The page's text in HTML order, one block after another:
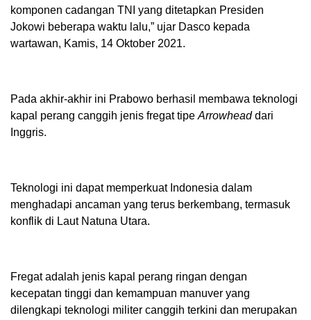
komponen cadangan TNI yang ditetapkan Presiden
Jokowi beberapa waktu lalu,” ujar Dasco kepada
wartawan, Kamis, 14 Oktober 2021.
Pada akhir-akhir ini Prabowo berhasil membawa teknologi
kapal perang canggih jenis fregat tipe Arrowheaddari
Inggris.
Teknologi ini dapat memperkuat Indonesia dalam
menghadapi ancaman yang terus berkembang, termasuk
konflik di Laut Natuna Utara.
Fregat adalah jenis kapal perang ringan dengan
kecepatan tinggi dan kemampuan manuver yang
dilengkapi teknologi militer canggih terkini dan merupakan